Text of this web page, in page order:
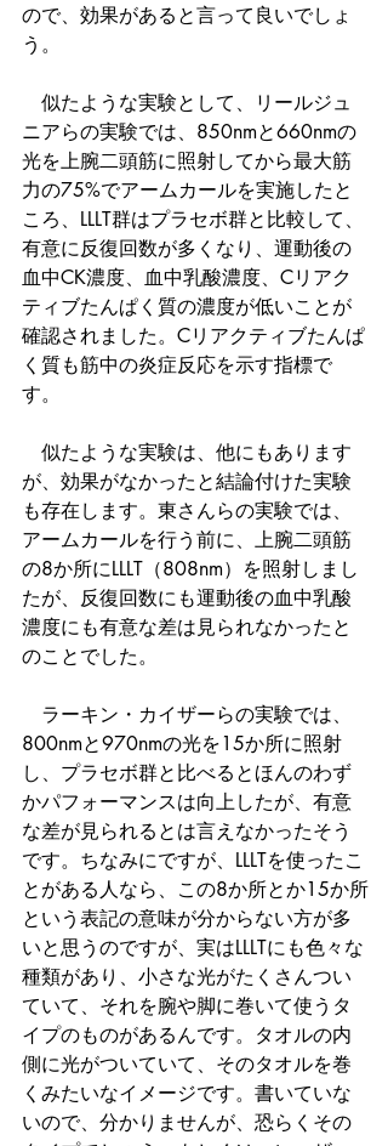
ので、効果があると言って良いでしょ
う。
似たような実験として、リールジュ
ニアらの実験では、850nmと660nmの
光を上腕二頭筋に照射してから最大筋
力の75%でアームカールを実施したと
ころ、LLLT群はプラセボ群と比較して、
有意に反復回数が多くなり、運動後の
血中CK濃度、血中乳酸濃度、Cリアク
ティブたんぱく質の濃度が低いことが
確認されました。Cリアクティブたんぱ
く質も筋中の炎症反応を示す指標で
す。
似たような実験は、他にもあります
が、効果がなかったと結論付けた実験
も存在します。東さんらの実験では、
アームカールを行う前に、上腕二頭筋
の8か所にLLLT（808nm）を照射しまし
たが、反復回数にも運動後の血中乳酸
濃度にも有意な差は見られなかったと
のことでした。
ラーキン・カイザーらの実験では、
800nmと970nmの光を15か所に照射
し、プラセボ群と比べるとほんのわず
かパフォーマンスは向上したが、有意
な差が見られるとは言えなかったそう
です。ちなみにですが、LLLTを使ったこ
とがある人なら、この8か所とか15か所
という表記の意味が分からない方が多
いと思うのですが、実はLLLTにも色々な
種類があり、小さな光がたくさんつい
ていて、それを腕や脚に巻いて使うタ
イプのものがあるんです。タオルの内
側に光がついていて、そのタオルを巻
くみたいなイメージです。書いていな
いので、分かりませんが、恐らくその